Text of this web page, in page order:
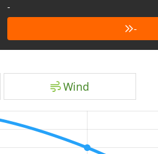
-
-
Wind